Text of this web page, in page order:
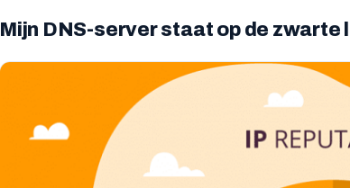
Mijn DNS-server staat op de zwarte